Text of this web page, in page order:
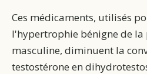
Ces médicaments, utilisés
l'hypertrophie bénigne de
masculine, diminuent la
testostérone en